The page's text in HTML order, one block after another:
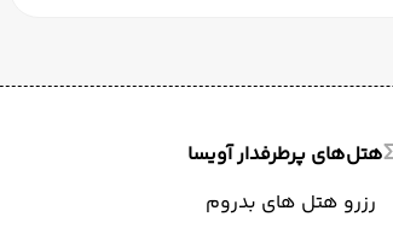
هتل‌های پرطرفدار آویسا
رزرو هتل های بدروم